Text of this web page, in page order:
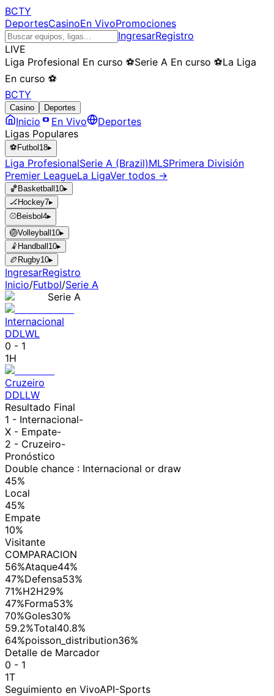
BCTY
DeportesCasinoEn VivoPromociones
IngresarRegistro
LIVE
Liga Profesional En curso ⚽Serie A En curso ⚽La Liga
En curso ⚽
BCTY
Casino Deportes
Inicio En Vivo
Deportes
Ligas Populares
⚽ Futbol 18▸
Liga ProfesionalSerie A (Brazil)MLSPrimera División
Premier LeagueLa LigaVer todos →
🏀 Basketball 10▸
🏒 Hockey7▸
⚾Beisbol 4▸
🏐Volleyball 10▸
🤾 Handball 10▸
🏉 Rugby10▸
IngresarRegistro
Inicio/Futbol/Serie A
Serie A
Internacional
DDLWL
0 - 1
1H
Cruzeiro
DDLLW
Resultado Final
1 - Internacional-
X - Empate-
2 - Cruzeiro-
Pronóstico
Double chance : Internacional or draw
45%
Local
45%
Empate
10%
Visitante
COMPARACION
56%Ataque44%
47%Defensa53%
71%H2H29%
47%Forma53%
70%Goles30%
59.2%Total40.8%
64%poisson_distribution36%
Detalle de Marcador
0 - 1
1T
Seguimiento en VivoAPI-Sports